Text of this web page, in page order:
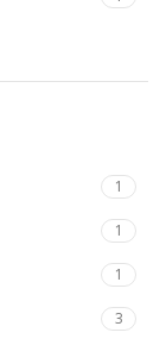
1
1
1
3